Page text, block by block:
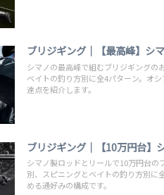
ブリジギング｜【最高峰】シ
シマノの最高峰で組むブリジギングの
ベイトの釣り方別に全4パターン。オ
達点を紹介します。
ブリジギング｜【10万円台】
シマノ製ロッドとリールで10万円台
別、スピニングとベイトの釣り方別
める通好みの構成です。